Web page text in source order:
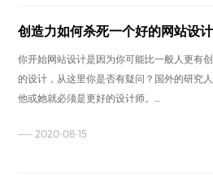
创造力如何杀死一个好的网站设计
你开始网站设计是因为你可能比一般人更有
的设计，从这里你是否有疑问？国外的研究
他或她就必须是更好的设计师。...
—— 2020-08-15